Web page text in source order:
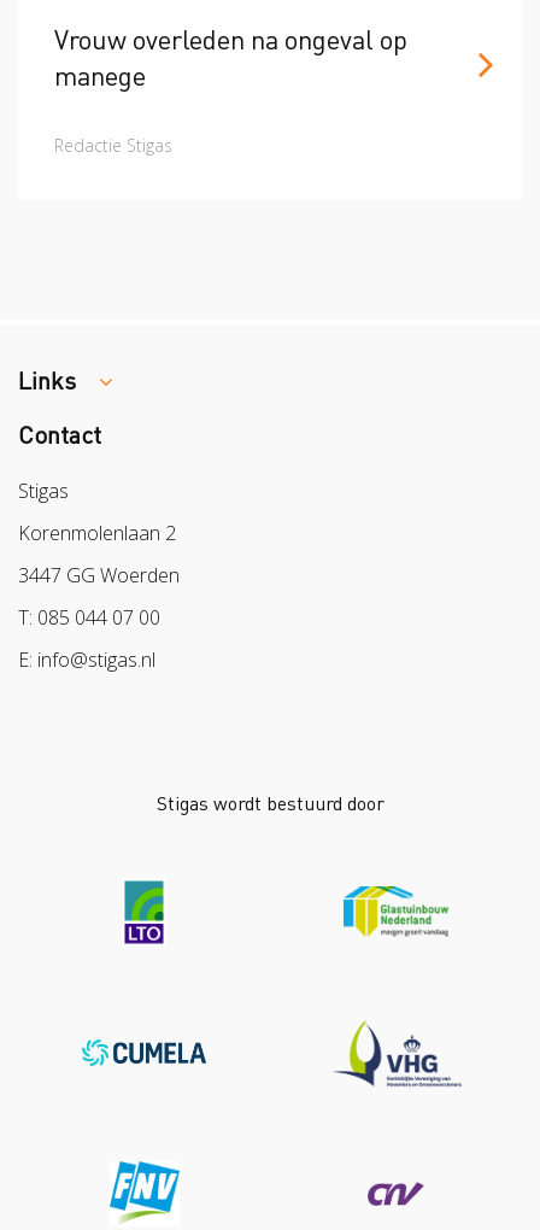
Vrouw overleden na ongeval op
manege
Redactie Stigas
Links
Colland
Sazas
BPL
Arbeidsmarkt
Contact
Stigas
Korenmolenlaan 2
3447 GG Woerden
T: 085 044 07 00
E: info@stigas.nl
Stigas wordt bestuurd door